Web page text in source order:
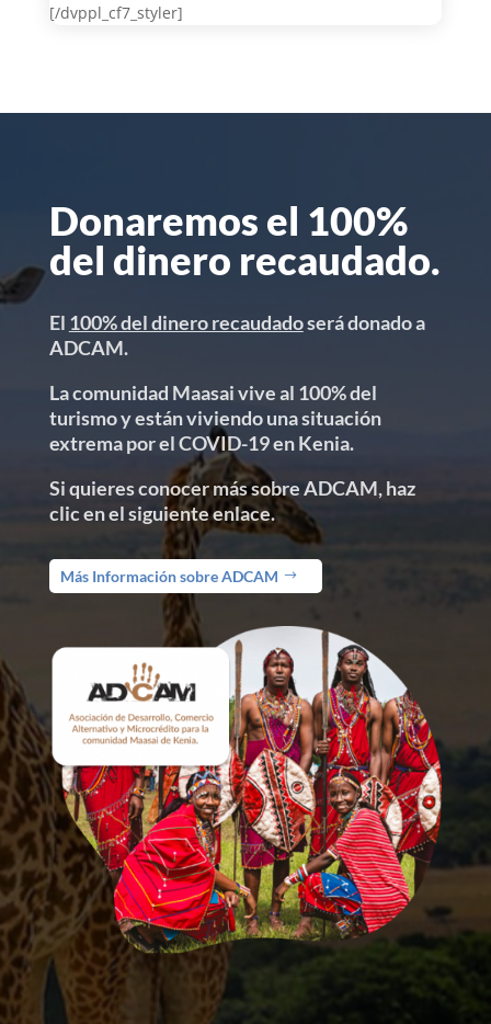
[/dvppl_cf7_styler]
Donaremos el 100%
del dinero recaudado.
El 100% del dinero recaudadoserá donado a
ADCAM.
La comunidad Maasai vive al 100% del
turismo y están viviendo una situación
extrema por el COVID-19 en Kenia.
Si quieres conocer más sobre ADCAM, haz
clic en el siguiente enlace.
Más Información sobre ADCAM